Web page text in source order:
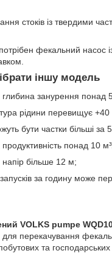
стоків із твердими
фекальний насос
іншу модель
глибина занурення понад
рідини перевищує +40
бути частки більші за
понад 10
більше 12 м;
запусків за годину може
VOLKS pumpe
перекачування
та